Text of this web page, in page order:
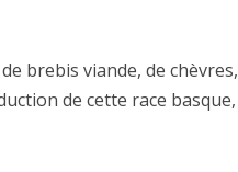
brebis viande, de
de cette race basque,